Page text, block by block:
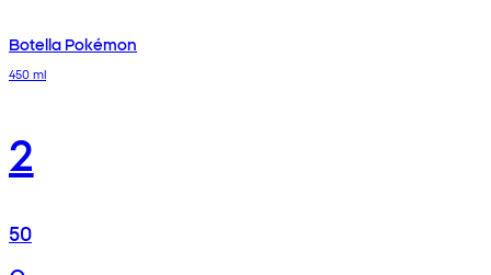
Botella Pokémon
450 ml
2
50